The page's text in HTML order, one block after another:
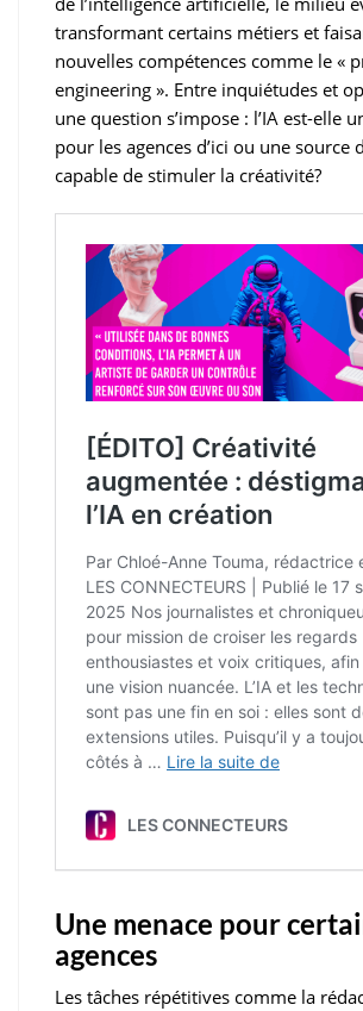
transformant certains métiers et
nouvelles compétences comme le «
engineering ». Entre inquiétudes et
une question s’impose : l’IA est-elle
pour les agences d’ici ou une source
capable de stimuler la créativité?
Une menace pour
agences
Les tâches répétitives comme la